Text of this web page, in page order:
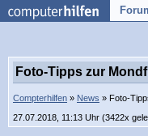
Foto-Tipps zur
Compterhilfen » News » Foto-
27.07.2018, 11:13 Uhr (3422x